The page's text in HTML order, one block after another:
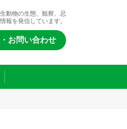
動物の生態、観察、忌
報を発信しています。
お問い合わせ